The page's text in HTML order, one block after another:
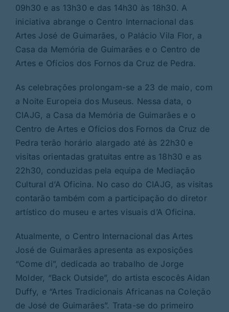
09h30 e as 13h30 e das 14h30 às 18h30. A
iniciativa abrange o Centro Internacional das
Artes José de Guimarães, o Palácio Vila Flor, a
Casa da Memória de Guimarães e o Centro de
Artes e Ofícios dos Fornos da Cruz de Pedra.
As celebrações prolongam-se a 23 de maio, com
a Noite Europeia dos Museus. Nessa data, o
CIAJG, a Casa da Memória de Guimarães e o
Centro de Artes e Ofícios dos Fornos da Cruz de
Pedra terão horário alargado até às 22h30 e
visitas orientadas gratuitas entre as 18h30 e as
22h30, conduzidas pela equipa de Mediação
Cultural d’A Oficina. No caso do CIAJG, as visitas
contarão também com a participação do diretor
artístico do museu e artes visuais d’A Oficina.
Atualmente, o Centro Internacional das Artes
José de Guimarães apresenta as exposições
“Come di”, dedicada ao trabalho de Jorge
Molder, “Back Outside”, do artista escocês Aidan
Duffy, e “Artes Tradicionais Africanas na Coleção
de José de Guimarães”. Trata-se do primeiro